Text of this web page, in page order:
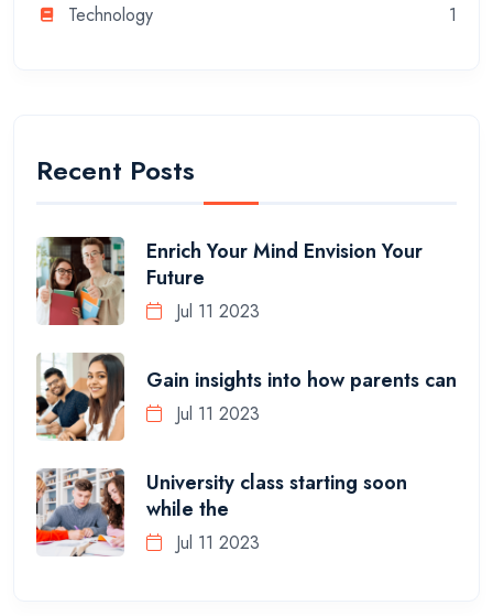
Technology
1
Recent Posts
Enrich Your Mind Envision Your
Future
Jul 11 2023
Gain insights into how parents can
Jul 11 2023
University class starting soon
while the
Jul 11 2023